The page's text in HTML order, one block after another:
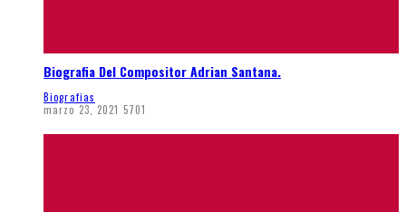
Biografia Del Compositor Adrian Santana.
Biografias
marzo 23, 2021 5701